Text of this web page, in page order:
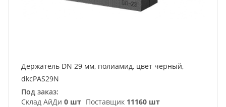
Держатель DN 29 мм, полиамид, цвет черный,
dkcPAS29N
Под заказ:
Склад АйДи 0 шт Поставщик 11160 шт